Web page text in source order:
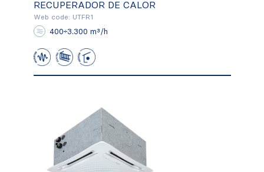
RECUPERADOR DE CALOR
Web code: UTFR1
400÷3.300 m³/h
RECUPERADOR DE CALOR
Conocer más